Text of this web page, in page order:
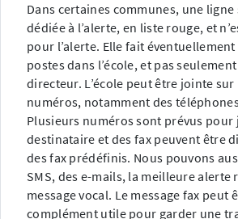
Dans certaines communes, une ligne
dédiée à l’alerte, en liste rouge, et
pour l’alerte. Elle fait
postes dans l’école, et pas
directeur. L’école peut être jointe
numéros, notamment des
Plusieurs numéros sont prévus pour
destinataire et des fax peuvent être
des fax prédéfinis. Nous pouvons
SMS, des e-mails, la meilleure alerte
message vocal. Le message fax peut
complément utile pour garder une